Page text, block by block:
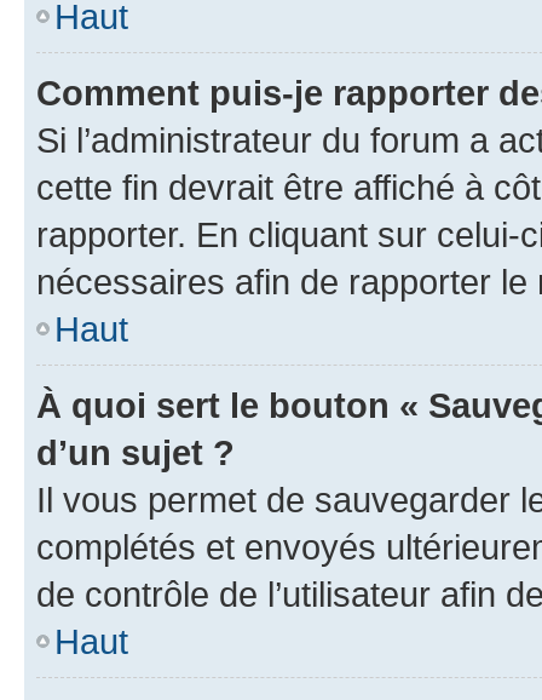
Haut
Comment puis-je rapporter
Si l’administrateur du forum a
cette fin devrait être affiché à
rapporter. En cliquant sur
nécessaires afin de rapporter le
Haut
À quoi sert le bouton «
d’un sujet ?
Il vous permet de sauvegarder
complétés et envoyés
de contrôle de l’utilisateur afin
Haut